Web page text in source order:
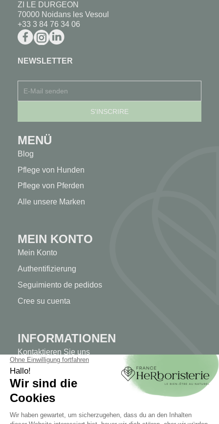
ZI LE DURGEON
70000 Noidans les Vesoul
+33 3 84 76 34 06
NEWSLETTER
MENÜ
Blog
Pflege von Hunden
Pflege von Pferden
Alle unsere Marken
MEIN KONTO
Mein Konto
Authentifizierung
Seguimiento de pedidos
Cree su cuenta
INFORMATIONEN
Kontaktieren Sie uns
Sitemap
Unser Kräuterladen
Lieferung
Sicheres Bezahlen